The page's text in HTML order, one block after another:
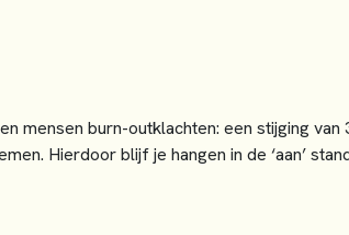
mensen burn-outklachten: een stijging
Hierdoor blijf je hangen in de ‘aan’